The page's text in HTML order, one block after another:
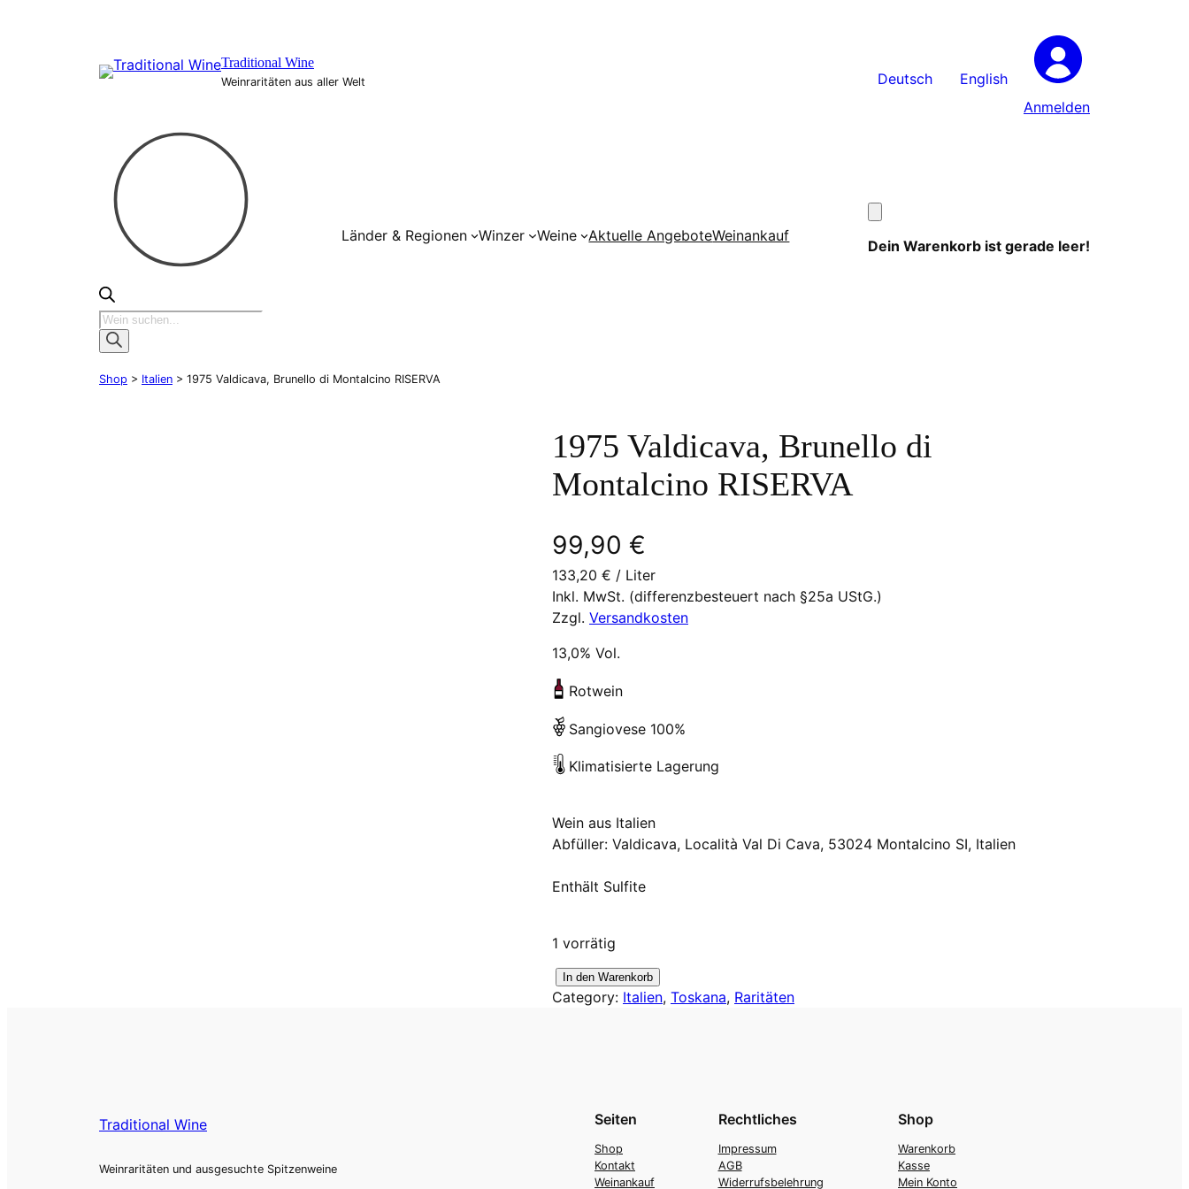
Traditional Wine
Weinraritäten aus aller Welt Deutsch
English
Anmelden
Products
search
Länder & Regionen Winzer Weine Aktuelle AngeboteWeinankauf
Dein Warenkorb ist gerade leer!
Shop > Italien > 1975 Valdicava, Brunello di Montalcino RISERVA
1975 Valdicava, Brunello di
Montalcino RISERVA
99,90 €
133,20 € / Liter
Inkl. MwSt. (differenzbesteuert nach §25a UStG.)
Zzgl. Versandkosten
13,0% Vol.
Rotwein
Sangiovese 100%
Klimatisierte Lagerung
Wein aus Italien
Abfüller: Valdicava, Località Val Di Cava, 53024 Montalcino SI, Italien
Enthält Sulfite
1 vorrätig
9
In den Warenkorb
Category: Italien, Toskana, Raritäten
Traditional Wine
Weinraritäten und ausgesuchte Spitzenweine
Seiten
Shop
Kontakt
Weinankauf
Rechtliches
Impressum
AGB
Widerrufsbelehrung
Shop
Warenkorb
Kasse
Mein Konto